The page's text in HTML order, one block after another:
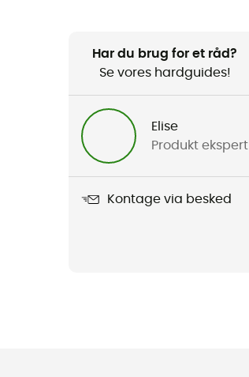
Har du brug for et råd?
Se vores hardguides!
Elise
Produkt ekspert
Kontage via besked